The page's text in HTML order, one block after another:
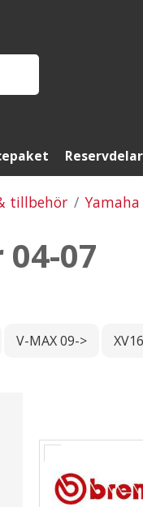
tillbehör Yamaha
04-07
V-MAX 09->